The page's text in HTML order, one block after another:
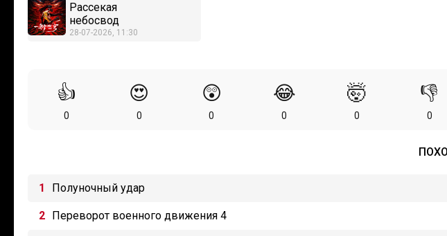
Рассекая
небосвод
28-07-2026, 11:30
👍
0
😍
0
😲
0
😂
0
🤯
0
👎
0
Полуночный удар
Переворот военного движения 4